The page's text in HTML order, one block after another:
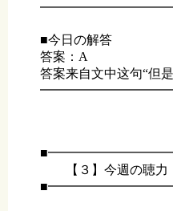
■今日の解答
答案：A
答案来自文中这句“但
【３】今週の聴力